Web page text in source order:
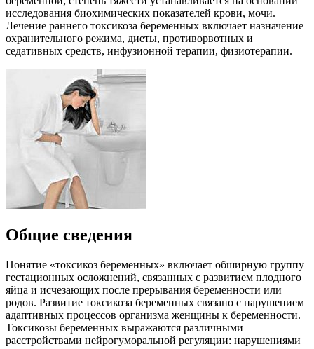
исследования биохимических показателей крови, мочи.
Лечение раннего токсикоза беременных включает назначение
охранительного режима, диеты, противорвотных и
седативных средств, инфузионной терапии, физиотерапии.
Общие сведения
Понятие «токсикоз беременных» включает обширную группу
гестационных осложнений, связанных с развитием плодного
яйца и исчезающих после прерывания беременности или
родов. Развитие токсикоза беременных связано с нарушением
адаптивных процессов организма женщины к беременности.
Токсикозы беременных выражаются различными
расстройствами нейрогуморальной регуляции: нарушениями